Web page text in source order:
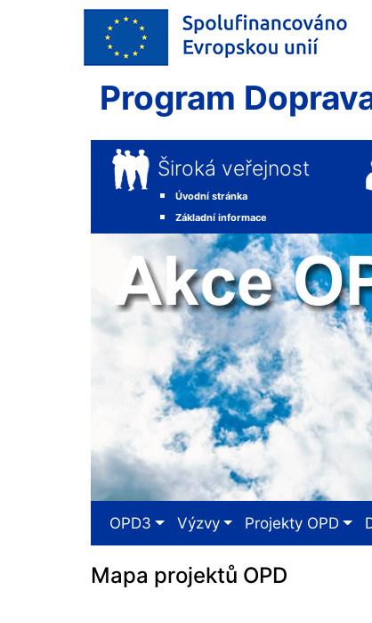
Program
Široká veřejnost
Úvodní stránka
Základní informace
OPD3 Výzvy Projekty OPD
Mapa projektů OPD